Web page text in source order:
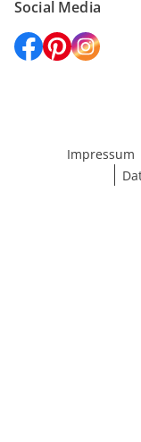
Social Media
Impressum